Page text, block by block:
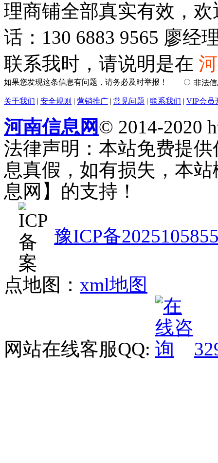
理商铺全部真实有效，
话：130 6883 9565 廖经
联系我时，请说明是在
如果您发现这条信息有问题，请务必及时举报！ 非法
关于我们 | 安全规则 | 营销推广 | 常见问题 | 联系我们 | VIP会员
河南信息网© 2014-2020
法律声明：本站免费提
息真假，如有损失，本
息网】的支持！
豫ICP备
点地图： xml地图
网站在线客服QQ: